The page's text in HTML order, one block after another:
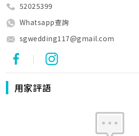
52025399
Whatsapp查詢
sgwedding117@gmail.com
|
用家評語